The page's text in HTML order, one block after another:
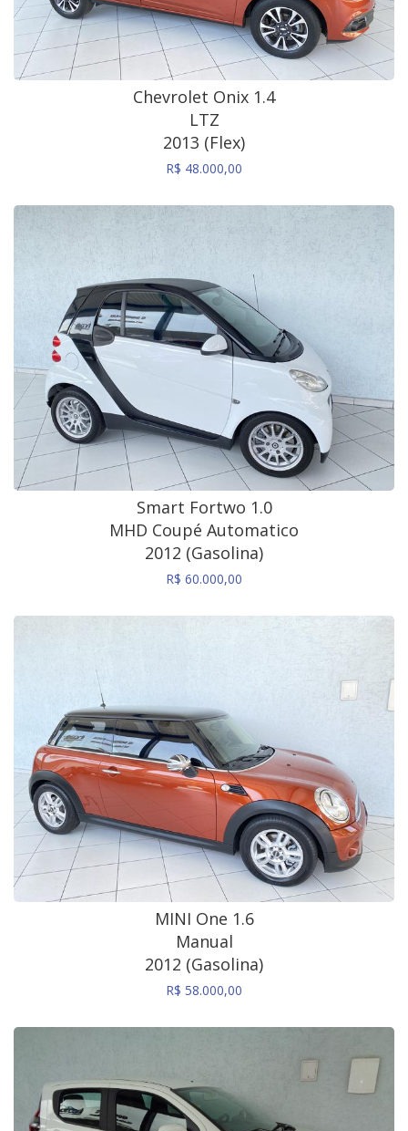
Chevrolet Onix 1.4
LTZ
2013 (Flex)
R$ 48.000,00
Smart Fortwo 1.0
MHD Coupé Automatico
2012 (Gasolina)
R$ 60.000,00
MINI One 1.6
Manual
2012 (Gasolina)
R$ 58.000,00